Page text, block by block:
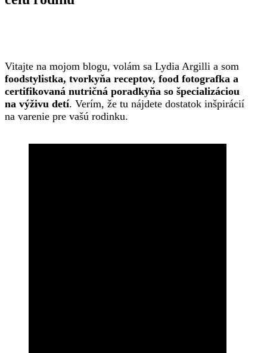
Vitajte na mojom blogu, volám sa Lydia Argilli a som
foodstylistka, tvorkyňa receptov, food fotografka a
certifikovaná nutričná poradkyňa so špecializáciou
na výživu detí. Verím, že tu nájdete dostatok inšpirácií
na varenie pre vašú rodinku.